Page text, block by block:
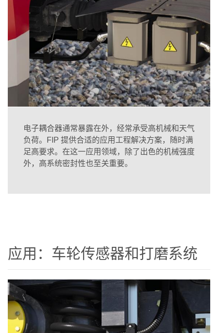
电子耦合器通常暴露在外，经常承受高机械和天气
负荷。FIP 提供合适的应用工程解决方案，随时满
足高要求。在这一应用领域，除了出色的机械强度
外，高系统密封性也至关重要。
应用：车轮传感器和打磨系统